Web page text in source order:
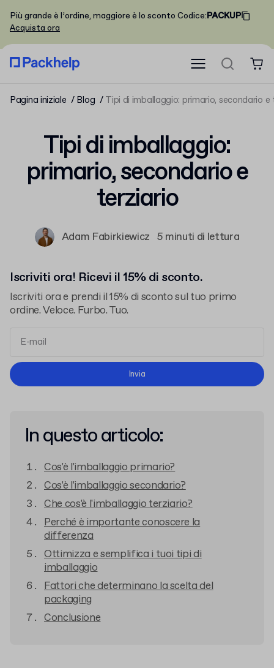
Più grande è l’ordine, maggiore è lo sconto Codice:PACKUP
Acquista ora
Pagina iniziale Blog Tipi di imballaggio: primario, secondario e
Tipi di imballaggio:
primario, secondario e
terziario
Adam Fabirkiewicz 5 minuti di lettura
Iscriviti ora! Ricevi il 15% di sconto.
Iscriviti ora e prendi il 15% di sconto sul tuo primo
ordine. Veloce. Furbo. Tuo.
termini e le condizioni l'informativa sulla privacy
Invia
In questo articolo:
Cos'è l'imballaggio primario?
Cos'è l'imballaggio secondario?
Che cos'è l'imballaggio terziario?
Perché è importante conoscere la
differenza
Ottimizza e semplifica i tuoi tipi di
imballaggio
Fattori che determinano la scelta del
packaging
Conclusione